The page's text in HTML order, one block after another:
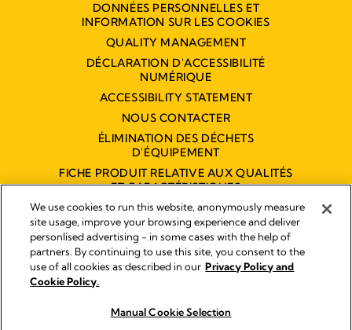
DONNÉES PERSONNELLES ET
INFORMATION SUR LES COOKIES
QUALITY MANAGEMENT
DÉCLARATION D'ACCESSIBILITÉ
NUMÉRIQUE
ACCESSIBILITY STATEMENT
NOUS CONTACTER
ÉLIMINATION DES DÉCHETS
D'ÉQUIPEMENT
FICHE PRODUIT RELATIVE AUX QUALITÉS
ET CARACTÉRISTIQUES
ENVIRONNEMENTALES
Empreinte
Legal Notice
We use cookies to run this website, anonymously measure
site usage, improve your browsing experience and deliver
personlised advertising - in some cases with the help of
partners. By continuing to use this site, you consent to the
use of all cookies as described in our Privacy Policy and
Cookie Policy.
Manual Cookie Selection